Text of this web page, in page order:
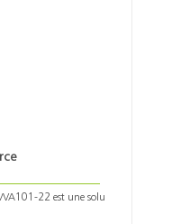
VA101-22 est une solu